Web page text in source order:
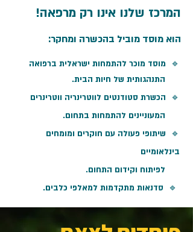
המרכז שלנו אינו רק מרפאה!
הוא מוסד מוביל בהכשרה ומחקר:
🔹 מוסד מוכר להתמחות ישראלית ברפואה
התנהגותית של חיות הבית.​
🔹 הכשרת סטודנטים לווטרינריה ווטרינרים
המעוניינים להתמחות בתחום.
🔹 שיתופי פעולה עם חוקרים ומומחים
בינלאומיים
לפיתוח וקידום התחום.​
🔹 סדנאות מתקדמות למאלפי כלבים.​